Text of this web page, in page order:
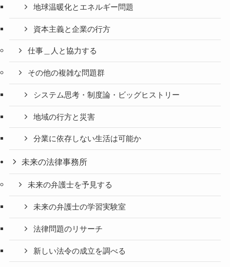
地球温暖化とエネルギー問題
資本主義と企業の行方
仕事＿人と協力する
その他の複雑な問題群
システム思考・制度論・ビッグヒストリー
地域の行方と災害
分業に依存しない生活は可能か
未来の法律事務所
未来の弁護士を予見する
未来の弁護士の学習実験室
法律問題のリサーチ
新しい法令の成立を調べる